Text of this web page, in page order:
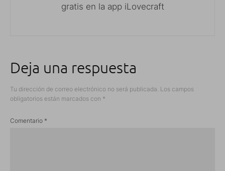
gratis en la app iLovecraft
Deja una respuesta
Tu dirección de correo electrónico no será publicada. Los campos
obligatorios están marcados con *
Comentario *